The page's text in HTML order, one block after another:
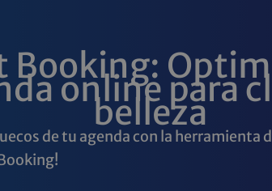
Booking:
online para
belleza
de tu agenda con la herramienta